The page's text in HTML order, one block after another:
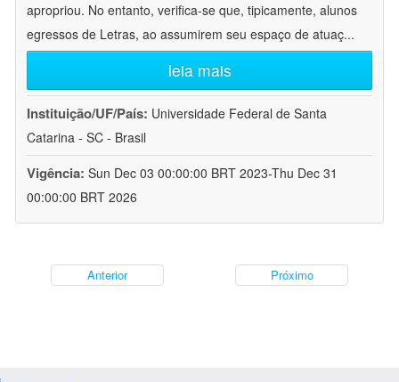
apropriou. No entanto, verifica-se que, tipicamente, alunos
egressos de Letras, ao assumirem seu espaço de atuaç...
leia mais
Instituição/UF/País: Universidade Federal de Santa
Catarina - SC - Brasil
Vigência: Sun Dec 03 00:00:00 BRT 2023-Thu Dec 31
00:00:00 BRT 2026
Anterior Próximo